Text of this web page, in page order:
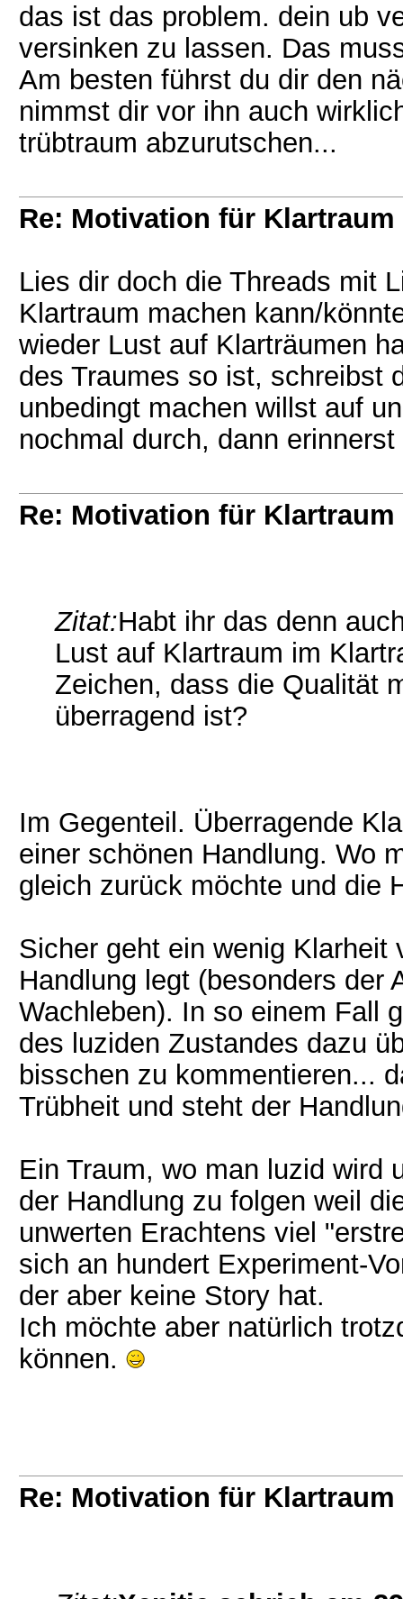
das ist das problem. dein ub
versinken zu lassen. Das
Am besten führst du dir den
nimmst dir vor ihn auch
trübtraum abzurutschen...
Re: Motivation für
Lies dir doch die Threads mit
Klartraum machen kann/
wieder Lust auf Klarträumen
des Traumes so ist, schreibst
unbedingt machen willst auf
nochmal durch, dann
Re: Motivation für
Zitat:Habt ihr das denn
Lust auf Klartraum im
Zeichen, dass die Qualität
überragend ist?
Im Gegenteil. Überragende
einer schönen Handlung. Wo
gleich zurück möchte und die
Sicher geht ein wenig Klarheit
Handlung legt (besonders der
Wachleben). In so einem Fall
des luziden Zustandes dazu
bisschen zu kommentieren...
Trübheit und steht der
Ein Traum, wo man luzid wird
der Handlung zu folgen weil
unwerten Erachtens viel
sich an hundert Experiment-
der aber keine Story hat.
Ich möchte aber natürlich
können.
Re: Motivation für